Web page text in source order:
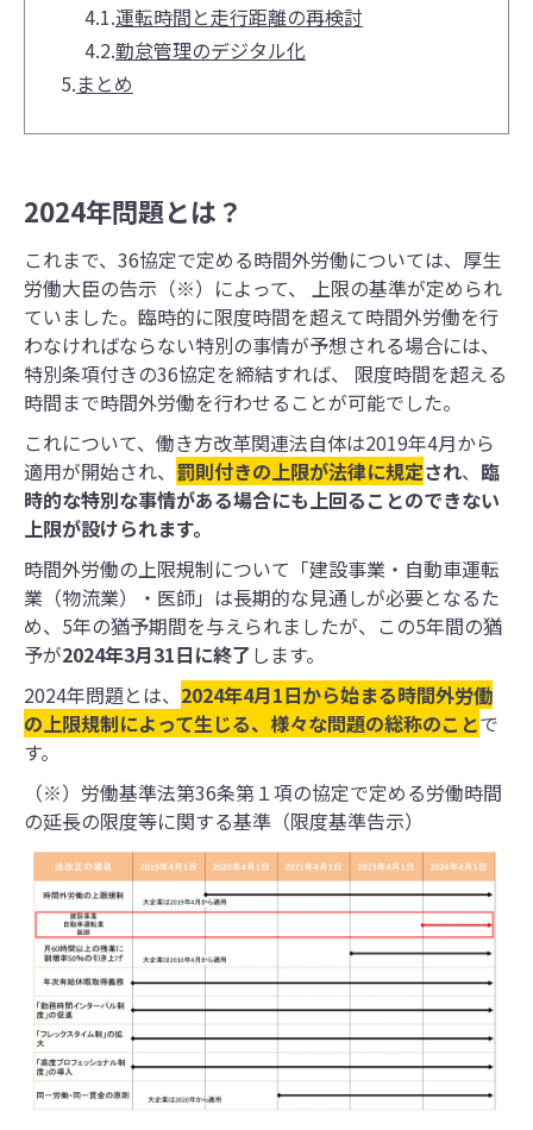
4.1.運転時間と走行距離の再検討
4.2.勤怠管理のデジタル化
5.まとめ
2024年問題とは？
これまで、36協定で定める時間外労働については、厚⽣
労働⼤臣の告示（※）によって、 上限の基準が定められ
ていました。臨時的に限度時間を超えて時間外労働を⾏
わなければならない特別の事情が予想される場合には、
特別条項付きの36協定を締結すれば、 限度時間を超える
時間まで時間外労働を⾏わせることが可能でした。
これについて、働き方改革関連法自体は2019年4月から
適用が開始され、 罰則付きの上限が法律に規定され、 臨
時的な特別な事情がある場合にも上回ることのできない
上限が設けられます。
時間外労働の上限規制について「建設事業・自動車運転
業（物流業）・医師」は長期的な見通しが必要となるた
め、5年の猶予期間を与えられましたが、この5年間の猶
予が2024年3月31日に終了 します。
2024年問題とは、 2024年4月1日から始まる時間外労働
の上限規制によって生じる、様々な問題の総称のことで
す。
（※）労働基準法第36条第１項の協定で定める労働時間
の延⻑の限度等に関する基準（限度基準告示）